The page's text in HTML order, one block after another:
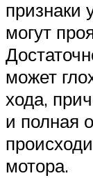
признаки
могут
может
хода,
и полная
мотора.